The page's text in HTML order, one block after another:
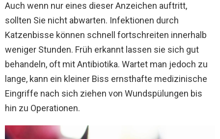
Auch wenn nur eines dieser Anzeichen auftritt,
sollten Sie nicht abwarten. Infektionen durch
Katzenbisse können schnell fortschreiten innerhalb
weniger Stunden. Früh erkannt lassen sie sich gut
behandeln, oft mit Antibiotika. Wartet man jedoch zu
lange, kann ein kleiner Biss ernsthafte medizinische
Eingriffe nach sich ziehen von Wundspülungen bis
hin zu Operationen.